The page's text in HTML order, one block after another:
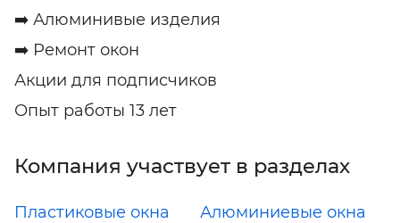
➡️ Алюминивые изделия
➡️ Ремонт окон
Акции для подписчиков
Опыт работы 13 лет
Компания участвует в разделах
Пластиковые окна
Алюминиевые окна